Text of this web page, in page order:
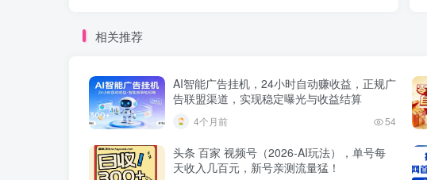
相关推荐
AI智能广告挂机，24小时自动赚收益，正规广
告联盟渠道，实现稳定曝光与收益结算
4个月前 54
头条 百家 视频号（2026-AI玩法），单号每
天收入几百元，新号亲测流量猛！